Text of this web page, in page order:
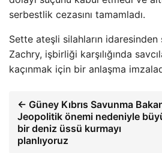
serbestlik cezasını tamamladı.
Sette ateşli silahların idaresinden
Zachry, işbirliği karşılığında
kaçınmak için bir anlaşma
← Güney Kıbrıs Savunma
Jeopolitik önemi nedeniyle
bir deniz üssü kurmayı
planlıyoruz